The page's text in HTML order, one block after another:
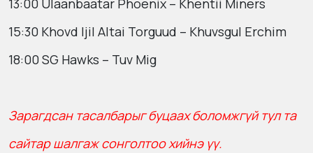
13:00 Ulaanbaatar Phoenix – Khentii Miners
15:30 Khovd Ijil Altai Torguud – Khuvsgul Erchim
18:00 SG Hawks – Tuv Mig
Зарагдсан тасалбарыг буцаах боломжгүй тул та
сайтар шалгаж сонголтоо хийнэ үү.